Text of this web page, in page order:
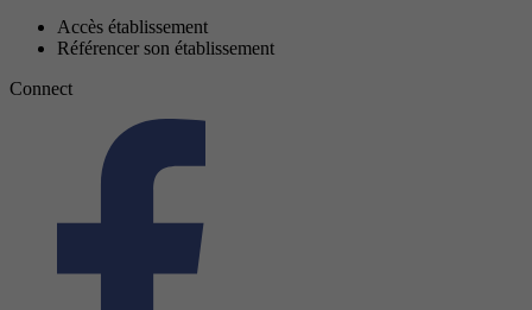
Accès établissement
Référencer son établissement
Connect